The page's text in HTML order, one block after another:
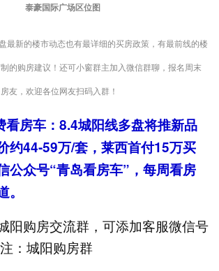
泰豪国际广场区位图
最新的楼市动态也有最详细的买房政策，有最前线的楼
的购房建议！还可小窗群主加入微信群聊，报名周末
友，欢迎各位网友扫码入群！
看房车：8.4城阳线多盘将推新品
约44-59万/套，莱西首付15万买
公众号“青岛看房车”，每周看房
阳购房交流群，可添加客服微信号
：城阳购房群